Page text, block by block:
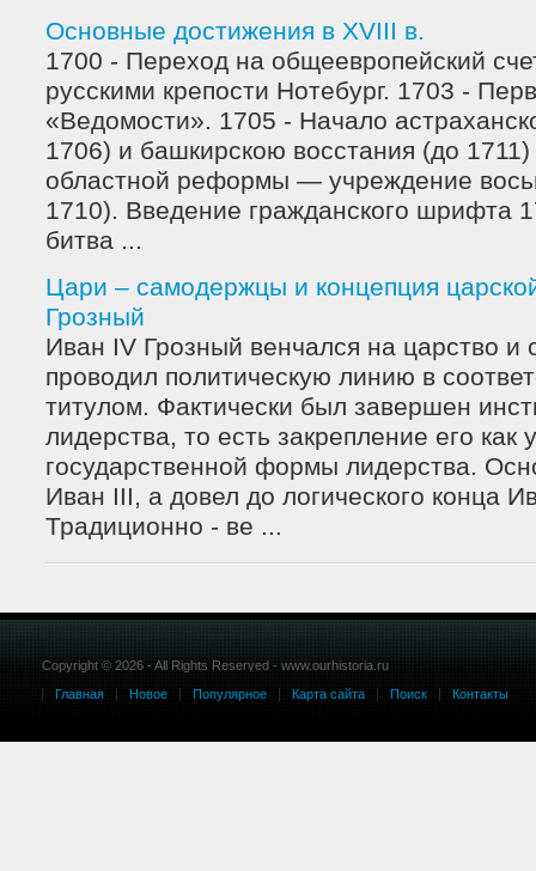
Основные достижения в XVIII в.
1700 - Переход на общеевропейский
русскими крепости Нотебург. 1703 -
«Ведомости». 1705 - Начало
1706) и башкирскою восстания (до
областной реформы — учреждение
1710). Введение гражданского шрифта
битва ...
Цари – самодержцы и концепция
Грозный
Иван IV Грозный венчался на царство и
проводил политическую линию в
титулом. Фактически был завершен
лидерства, то есть закрепление его как
государственной формы лидерства.
Иван III, а довел до логического конца
Традиционно - ве ...
Copyright © 2026 - All Rights Reserved - www.ourhistoria.ru
Главная
Новое Популярное Карта сайта Поиск Контакты